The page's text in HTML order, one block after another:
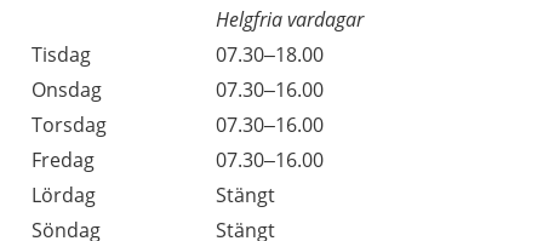
Helgfria vardagar
Tisdag
07.30–18.00
Onsdag
07.30–16.00
Torsdag
07.30–16.00
Fredag
07.30–16.00
Lördag
Stängt
Söndag
Stängt